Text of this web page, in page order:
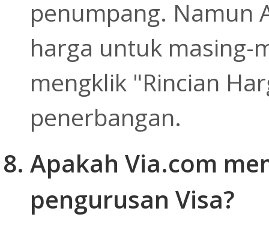
penumpang. Namun
harga untuk masing-
mengklik "Rincian
penerbangan.
Apakah Via.com
pengurusan Visa?